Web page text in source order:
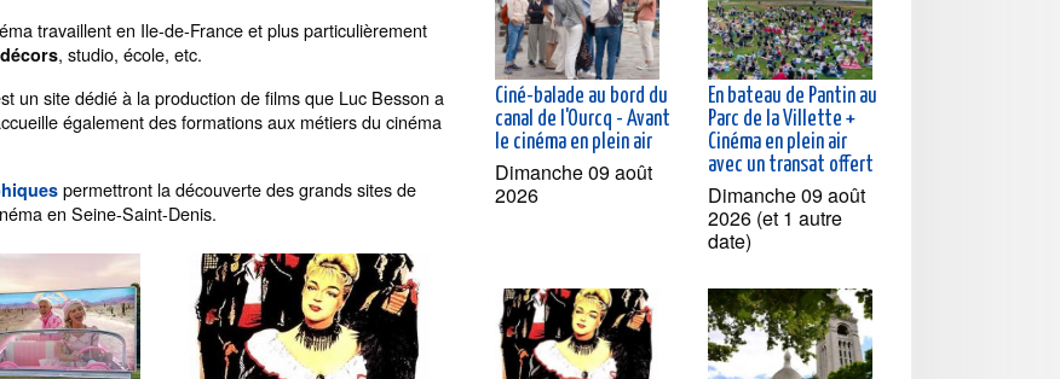
travaillent en Ile-de-France et plus particulièrement
, studio, école, etc.
un site dédié à la production de films que Luc Besson a
également des formations aux métiers du cinéma
permettront la découverte des grands sites de
en Seine-Saint-Denis.
Ciné-balade au bord du
canal de l'Ourcq - Avant
le cinéma en plein air
Dimanche 09 août
2026
En bateau de Pantin au
Parc de la Villette +
Cinéma en plein air
avec un transat offert
Dimanche 09 août
2026 (et 1 autre
date)